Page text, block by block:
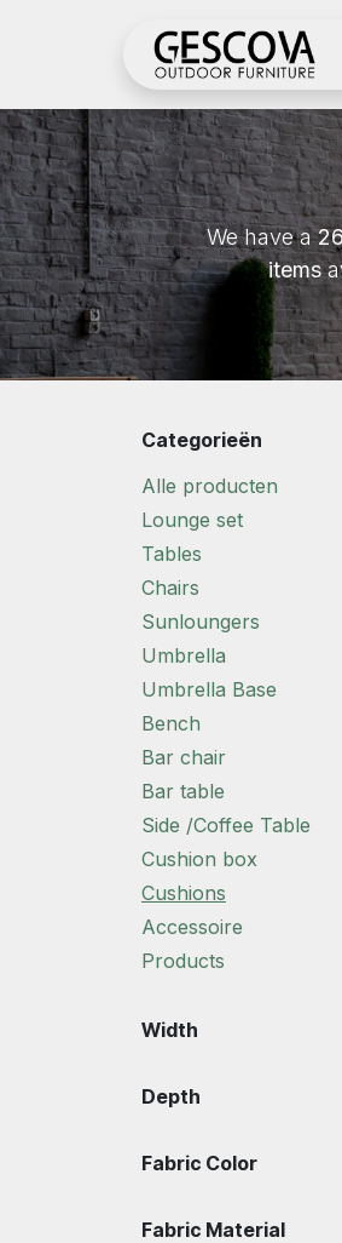
We have a
items
Categorieën
Alle producten
Lounge set
Tables
Chairs
Sunloungers
Umbrella
Umbrella Base
Bench
Bar chair
Bar table
Side /Coffee Table
Cushion box
Cushions
Accessoire
Products
Width
Depth
Fabric Color
Fabric Material